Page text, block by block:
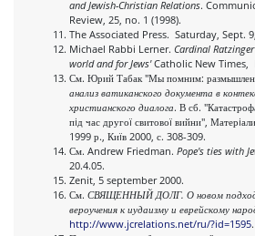
and Jewish-Christian Relations.
Review, 25, no. 1 (1998).
The Associated Press. Saturday, Sept.
Michael Rabbi Lerner. Cardinal
world and for Jews'Catholic New Times,
См. Юрий Табак "Мы помним:
анализ ватиканского документа в
христианского диалога. В сб.
пiд час другоï свитовоï вийни",
1999 р., Киïв 2000, с. 308-309.
См. Andrew Friedman. Pope's ties with
20.4.05.
Zenit, 5 september 2000.
См. СВЯЩЕННЫЙ ДОЛГ. О новом
вероучения к иудаизму и еврейскому
http://www.jcrelations.net/ru/?id=1595.